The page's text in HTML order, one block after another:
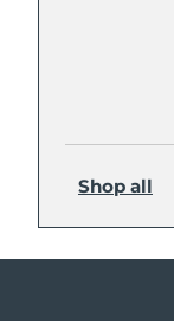
Shop all